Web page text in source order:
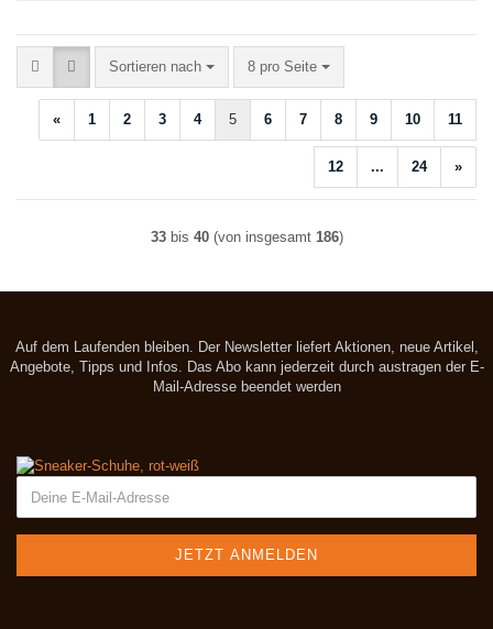
Sortieren nach
Sortieren nach 8 pro Seite
pro Seite
« 1 2 3 4 5 6 7 8 9 10 11
12 ... 24 »
33bis 40(von insgesamt 186)
Auf dem Laufenden bleiben. Der Newsletter liefert Aktionen, neue Artikel,
Angebote, Tipps und Infos. Das Abo kann jederzeit durch austragen der E-
Mail-Adresse beendet werden